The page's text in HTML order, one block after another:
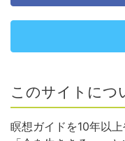
このサイトにつ
瞑想ガイドを10年以